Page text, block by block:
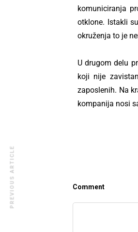
komuniciranja
otklone. Istakli
okruženja to je
U drugom delu
koji nije
zaposlenih. Na
kompanija nosi
Comment
PREVIOUS ARTICLE